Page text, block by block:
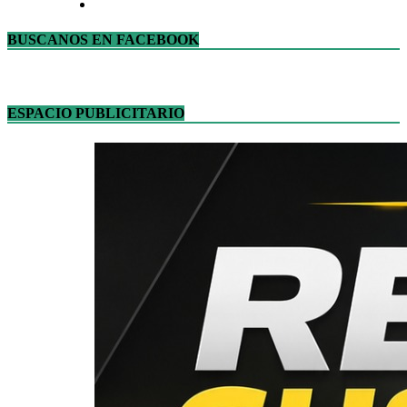
BUSCANOS EN FACEBOOK
ESPACIO PUBLICITARIO